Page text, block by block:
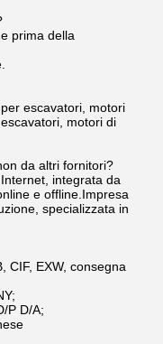
prima della
escavatori, motori
motori di
da altri fornitori?
integrata da
e offline.Impresa
specializzata in
CIF, EXW, consegna
P D/A;